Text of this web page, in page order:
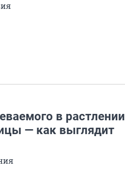
в растлении
— как выглядит